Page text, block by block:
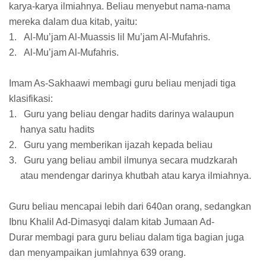
karya-karya ilmiahnya. Beliau menyebut nama-nama
mereka dalam dua kitab, yaitu:
1.
Al-Mu’jam Al-Muassis lil Mu’jam Al-Mufahris.
2.
Al-Mu’jam Al-Mufahris.
Imam As-Sakhaawi membagi guru beliau menjadi tiga
klasifikasi:
1.
Guru yang beliau dengar hadits darinya walaupun
hanya satu hadits
2.
Guru yang memberikan ijazah kepada beliau
3.
Guru yang beliau ambil ilmunya secara mudzkarah
atau mendengar darinya khutbah atau karya ilmiahnya.
Guru beliau mencapai lebih dari 640an orang, sedangkan
Ibnu Khalil Ad-Dimasyqi dalam kitab Jumaan Ad-
Durar membagi para guru beliau dalam tiga bagian juga
dan menyampaikan jumlahnya 639 orang.